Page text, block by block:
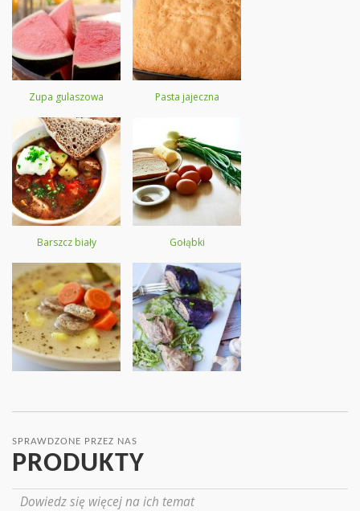
Zupa gulaszowa Pasta jajeczna
Barszcz biały Gołąbki
SPRAWDZONE PRZEZ NAS
PRODUKTY
Dowiedz się więcej na ich temat